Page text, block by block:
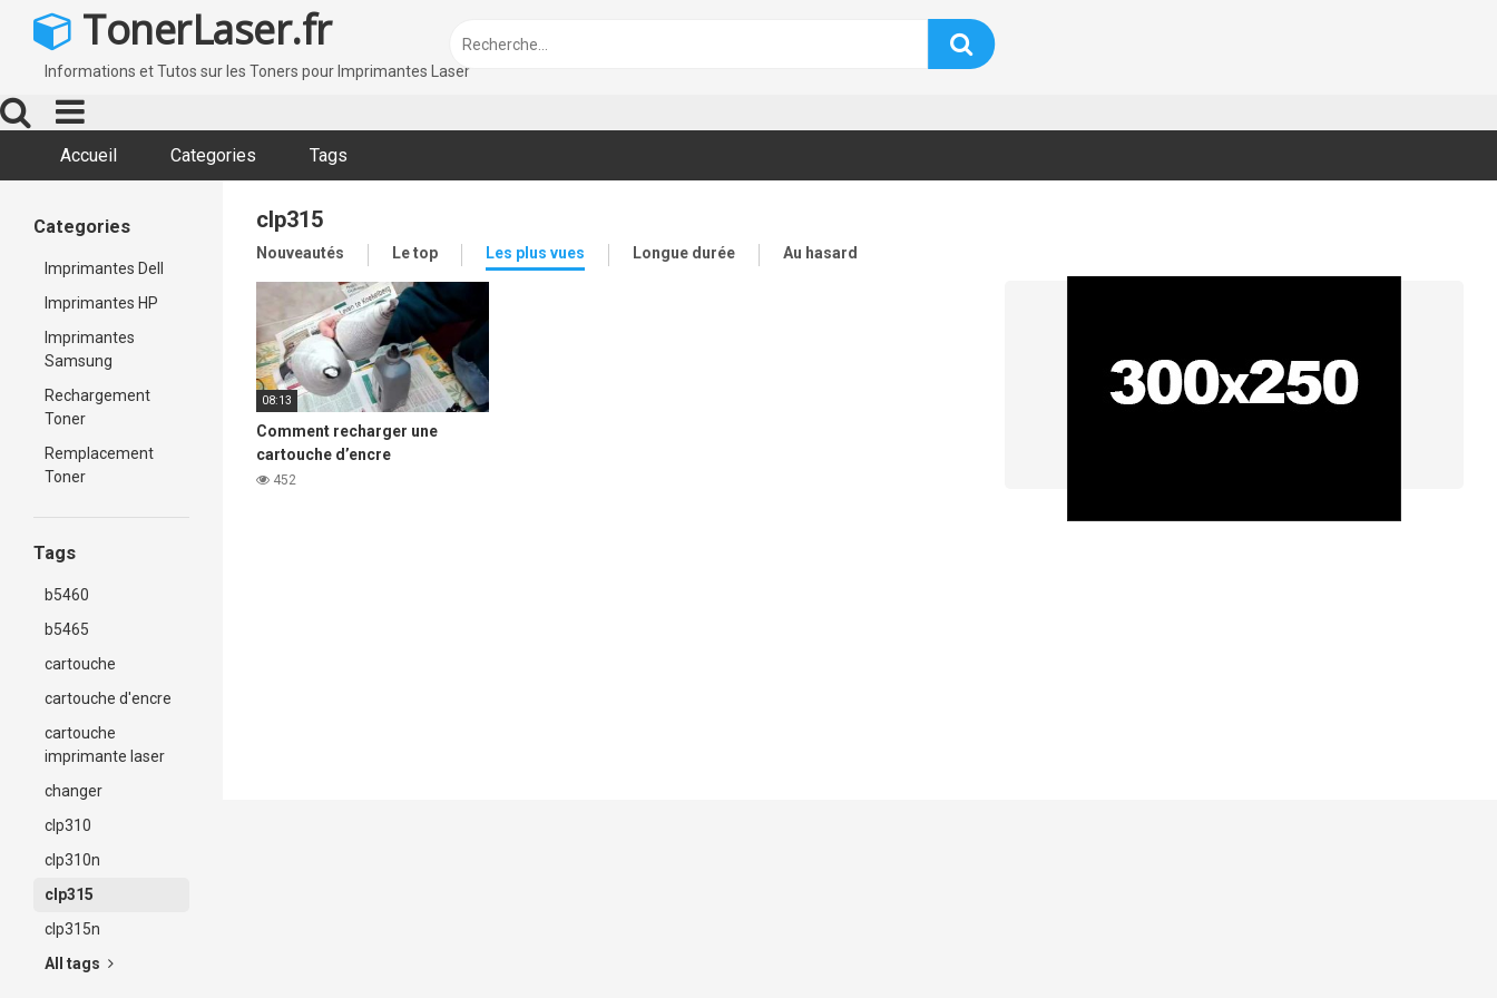
TonerLaser.fr
Informations et Tutos sur les Toners pour Imprimantes Laser
Accueil Categories Tags
Categories
Imprimantes Dell
Imprimantes HP
Imprimantes
Samsung
Rechargement
Toner
Remplacement
Toner
Tags
b5460
b5465
cartouche
cartouche d'encre
cartouche
imprimante laser
changer
clp310
clp310n
clp315
clp315n
All tags
clp315
Nouveautés Le top Les plus vues Longue durée Au hasard
08:13
Comment recharger une
cartouche d’encre
d’imprimante laser Samsung
452